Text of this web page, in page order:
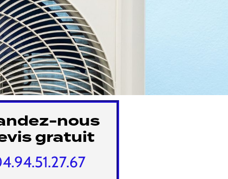
nous
gratuit